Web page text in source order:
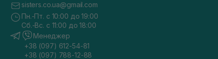
sisters.co.ua@gmail.com
Пн.-Пт. с 10:00 до 19:00
Сб.-Вс. с 11:00 до 18:00
Менеджер
+38 (097) 612-54-81
+38 (097) 788-12-88